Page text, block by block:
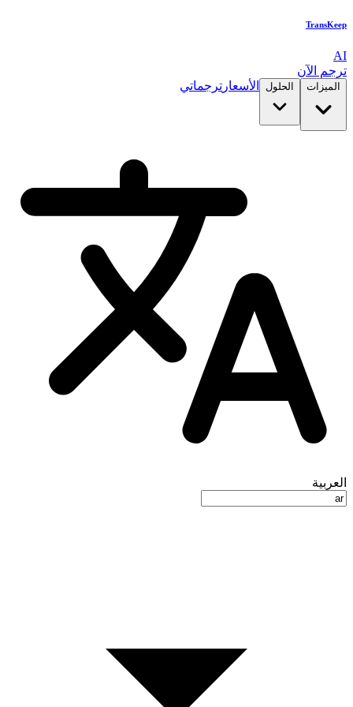
TransKeep
AI
ترجم الآن
الميزات الحلول الأسعار ترجماتي
العربية